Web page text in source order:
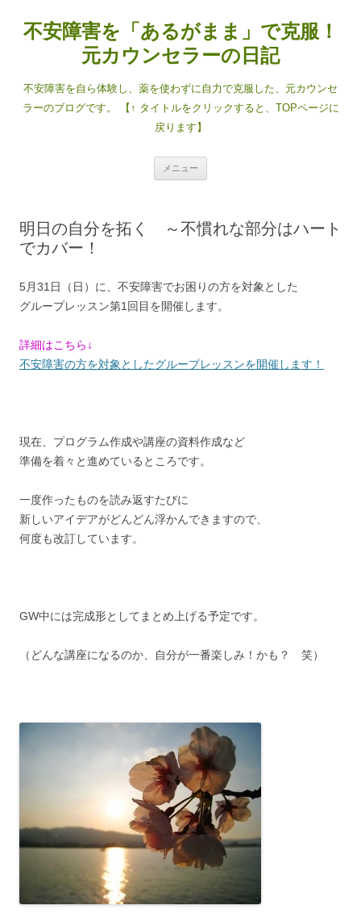
テ
ン
キ
ッ
プ
不安障害を「あるがまま」で克服！
元カウンセラーの日記
不安障害を自ら体験し、薬を使わずに自力で克服した、元カウンセ
ラーのブログです。 【↑ タイトルをクリックすると、TOPページに
戻ります】
メニュー
明日の自分を拓く ～不慣れな部分はハート
でカバー！
5月31日（日）に、不安障害でお困りの方を対象とした
グループレッスン第1回目を開催します。
詳細はこちら↓
不安障害の方を対象としたグループレッスンを開催します！
現在、プログラム作成や講座の資料作成など
準備を着々と進めているところです。
一度作ったものを読み返すたびに
新しいアイデアがどんどん浮かんできますので、
何度も改訂しています。
GW中には完成形としてまとめ上げる予定です。
（どんな講座になるのか、自分が一番楽しみ！かも？ 笑）